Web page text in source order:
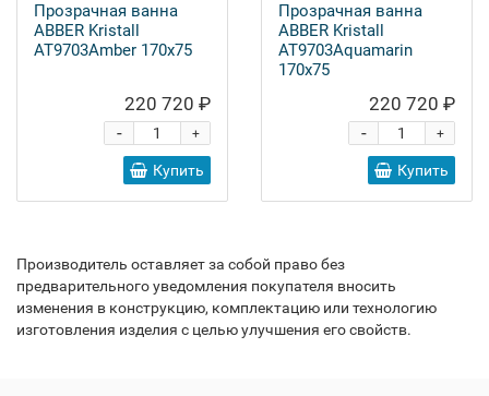
Прозрачная ванна
ABBER Kristall
AT9703Amber 170x75
220 720 ₽
+
-
Купить
Прозрачная ванна
ABBER Kristall
AT9703Aquamarin
170x75
220 720 ₽
+
-
Купить
Производитель оставляет за собой право без
предварительного уведомления покупателя вносить
изменения в конструкцию, комплектацию или технологию
изготовления изделия с целью улучшения его свойств.